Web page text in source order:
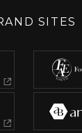
SITES